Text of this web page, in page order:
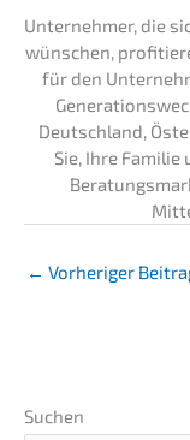
Unternehmer, die
wünschen,
für den
Deutschland,
Sie, Ihre Familie
← Vorheriger
Suchen